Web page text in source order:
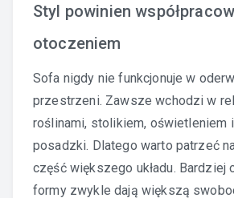
Styl powinien
otoczeniem
Sofa nigdy nie funkcjonuje w
przestrzeni. Zawsze wchodzi w
roślinami, stolikiem, oświetleniem i
posadzki. Dlatego warto patrzeć
część większego układu. Bardziej
formy zwykle dają większą